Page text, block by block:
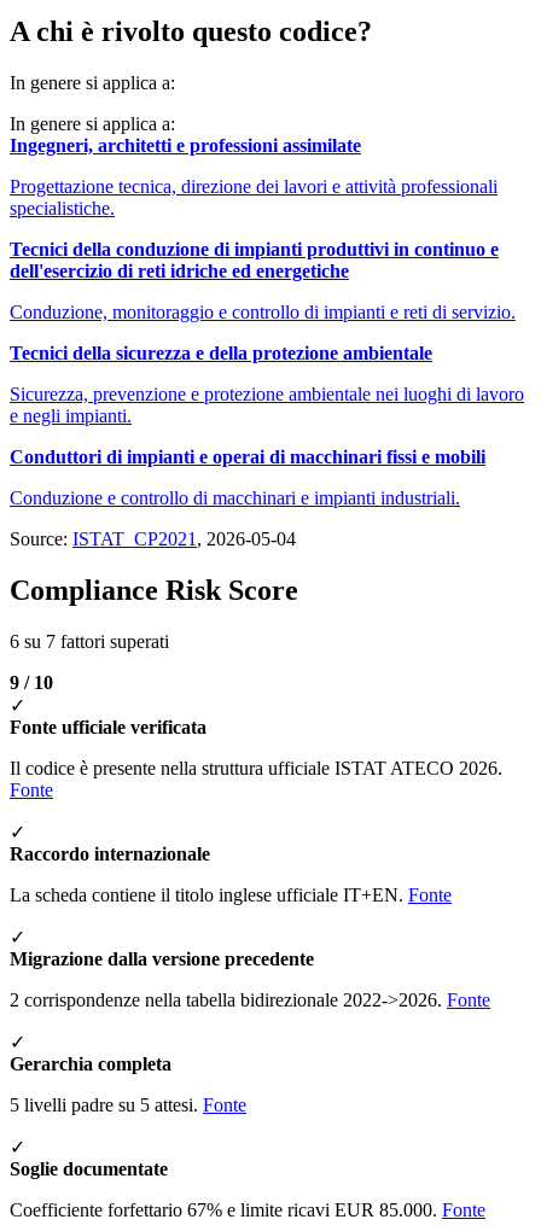
A chi è rivolto questo codice?
In genere si applica a:
In genere si applica a:
Ingegneri, architetti e professioni assimilate
Progettazione tecnica, direzione dei lavori e attività professionali
specialistiche.
Tecnici della conduzione di impianti produttivi in continuo e
dell'esercizio di reti idriche ed energetiche
Conduzione, monitoraggio e controllo di impianti e reti di servizio.
Tecnici della sicurezza e della protezione ambientale
Sicurezza, prevenzione e protezione ambientale nei luoghi di lavoro
e negli impianti.
Conduttori di impianti e operai di macchinari fissi e mobili
Conduzione e controllo di macchinari e impianti industriali.
Source: ISTAT_CP2021 , 2026-05-04
Compliance Risk Score
6 su 7 fattori superati
9 / 10
✓
Fonte ufficiale verificata
Il codice è presente nella struttura ufficiale ISTAT ATECO 2026.
Fonte
✓
Raccordo internazionale
La scheda contiene il titolo inglese ufficiale IT+EN. Fonte
✓
Migrazione dalla versione precedente
2 corrispondenze nella tabella bidirezionale 2022->2026. Fonte
✓
Gerarchia completa
5 livelli padre su 5 attesi. Fonte
✓
Soglie documentate
Coefficiente forfettario 67% e limite ricavi EUR 85.000. Fonte